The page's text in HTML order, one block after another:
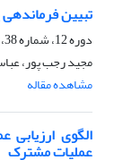
تبیین فرماندهی
دوره 12، شماره 38، زمستان 1395، صفحه
مجید رجب پور،
مشاهده مقاله
الگوی
عملیات مشترک